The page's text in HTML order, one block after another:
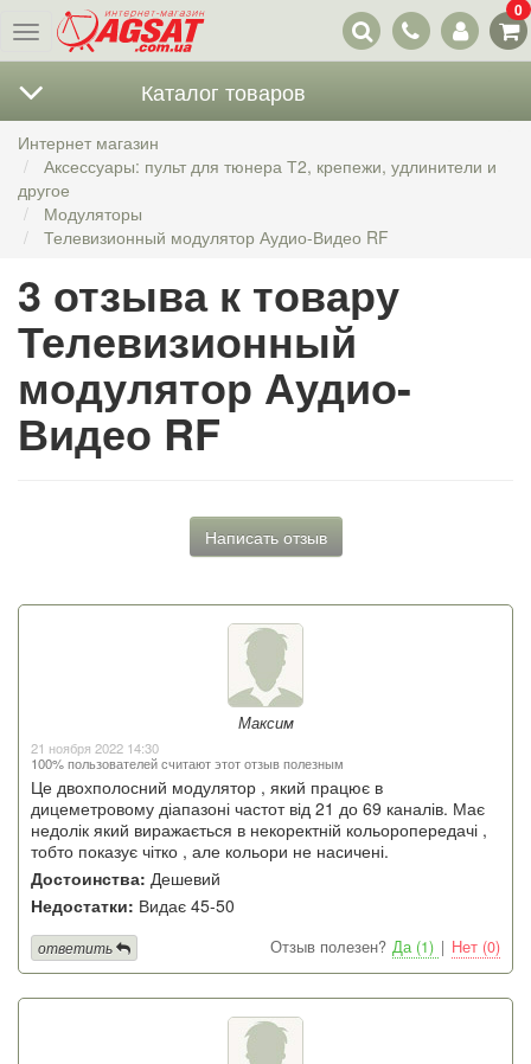
Меню
Наши
контакты
0
Каталог товаров
Интернет магазин
Аксессуары: пульт для тюнера Т2, крепежи, удлинители и
другое
Модуляторы
Телевизионный модулятор Аудио-Видео RF
3 отзыва к товару
Телевизионный
модулятор Аудио-
Видео RF
Написать отзыв
Максим
21 ноября 2022 14:30
100% пользователей считают этот отзыв полезным
Це двохполосний модулятор , який працює в
дицеметровому діапазоні частот від 21 до 69 каналів. Має
недолік який виражається в некоректній кольоропередачі ,
тобто показує чітко , але кольори не насичені.
Достоинства: Дешевий
Недостатки: Видає 45-50
Отзыв полезен? Да (1) | Нет (0)
ответить